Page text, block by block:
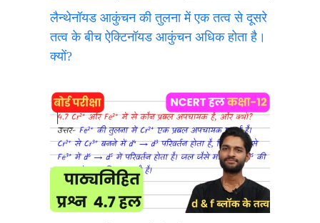
लैन्थेनॉयड आकुंचन की तुलना में एक तत्व से दूसरे
तत्व के बीच ऐक्टिनॉयड आकुंचन अधिक होता है।
क्यों?